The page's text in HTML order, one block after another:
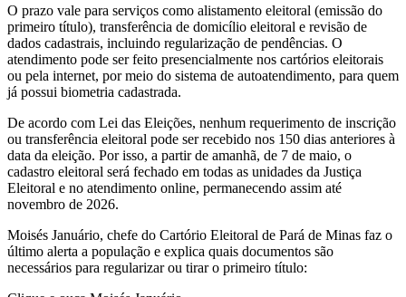
O prazo vale para serviços como alistamento eleitoral (emissão do
primeiro título), transferência de domicílio eleitoral e revisão de
dados cadastrais, incluindo regularização de pendências. O
atendimento pode ser feito presencialmente nos cartórios eleitorais
ou pela internet, por meio do sistema de autoatendimento, para quem
já possui biometria cadastrada.
De acordo com Lei das Eleições, nenhum requerimento de inscrição
ou transferência eleitoral pode ser recebido nos 150 dias anteriores à
data da eleição. Por isso, a partir de amanhã, de 7 de maio, o
cadastro eleitoral será fechado em todas as unidades da Justiça
Eleitoral e no atendimento online, permanecendo assim até
novembro de 2026.
Moisés Januário, chefe do Cartório Eleitoral de Pará de Minas faz o
último alerta a população e explica quais documentos são
necessários para regularizar ou tirar o primeiro título: